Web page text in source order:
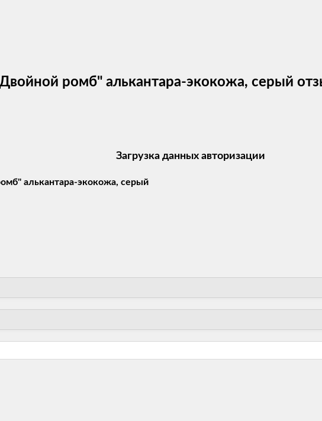
ромб" алькантара-экокожа, серый
Загрузка данных авторизации
алькантара-экокожа, серый